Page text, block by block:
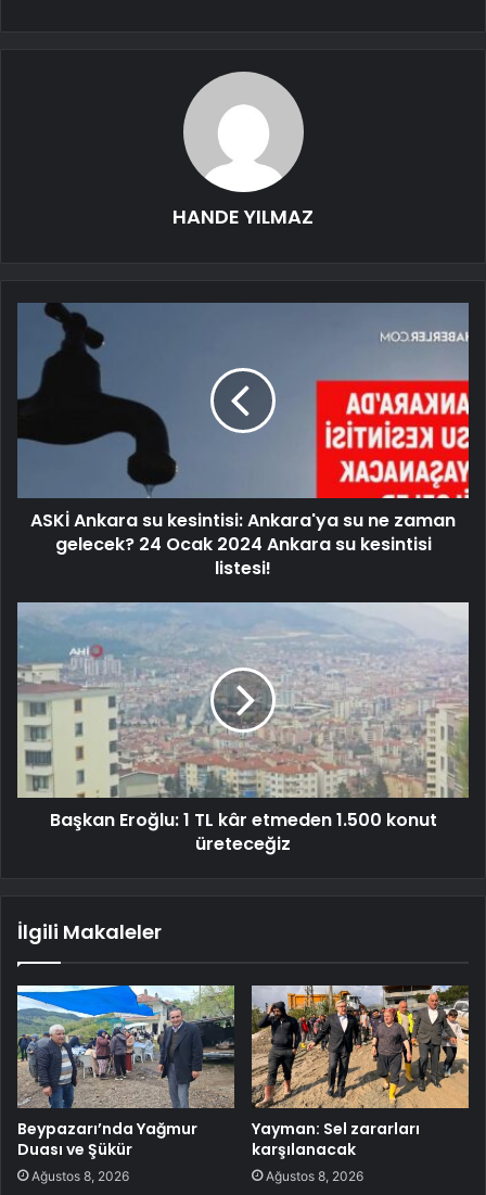
HANDE YILMAZ
ASKİ Ankara su kesintisi: Ankara'ya su ne zaman
gelecek? 24 Ocak 2024 Ankara su kesintisi
listesi!
Başkan Eroğlu: 1 TL kâr etmeden 1.500 konut
üreteceğiz
İlgili Makaleler
Beypazarı’nda Yağmur
Duası ve Şükür
Ağustos 8, 2026
Yayman: Sel zararları
karşılanacak
Ağustos 8, 2026